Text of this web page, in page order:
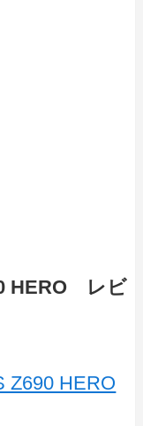
HERO レビ
Z690 HERO